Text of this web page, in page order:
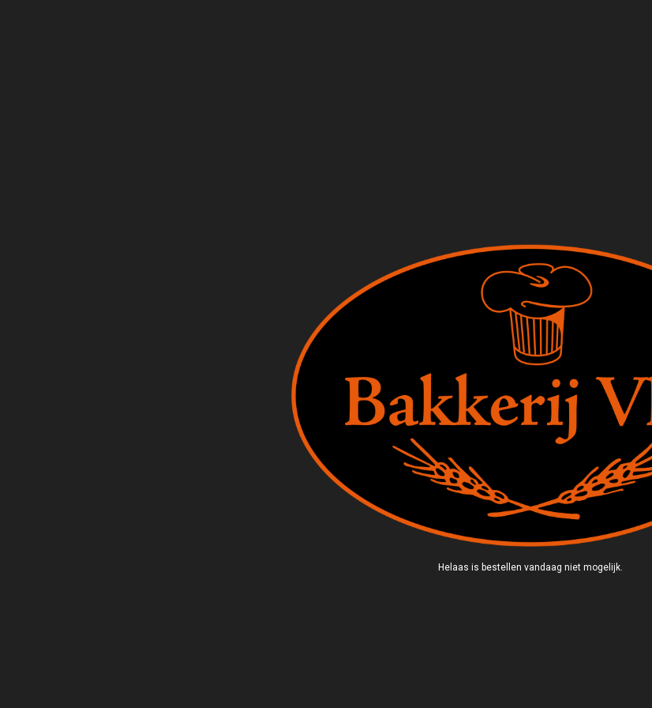
Helaas is bestellen vandaag niet mogelijk.